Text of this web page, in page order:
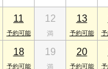
中央東１丁目18-2
11 12 13
18 19 20